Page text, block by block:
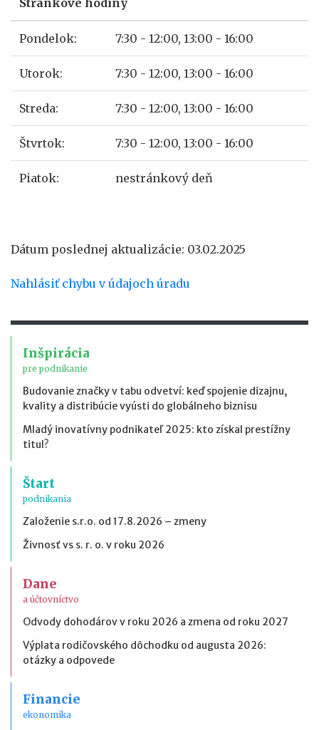
Stránkové hodiny
Pondelok: 7:30 - 12:00, 13:00 - 16:00
Utorok: 7:30 - 12:00, 13:00 - 16:00
Streda: 7:30 - 12:00, 13:00 - 16:00
Štvrtok: 7:30 - 12:00, 13:00 - 16:00
Piatok: nestránkový deň
Dátum poslednej aktualizácie: 03.02.2025
Nahlásiť chybu v údajoch úradu
Inšpirácia
pre podnikanie
Budovanie značky v tabu odvetví: keď spojenie dizajnu,
kvality a distribúcie vyústi do globálneho biznisu
Mladý inovatívny podnikateľ 2025: kto získal prestížny
titul?
Štart
podnikania
Založenie s.r.o. od 17.8.2026 – zmeny
Živnosť vs s. r. o. v roku 2026
Dane
a účtovníctvo
Odvody dohodárov v roku 2026 a zmena od roku 2027
Výplata rodičovského dôchodku od augusta 2026:
otázky a odpovede
Financie
ekonomika